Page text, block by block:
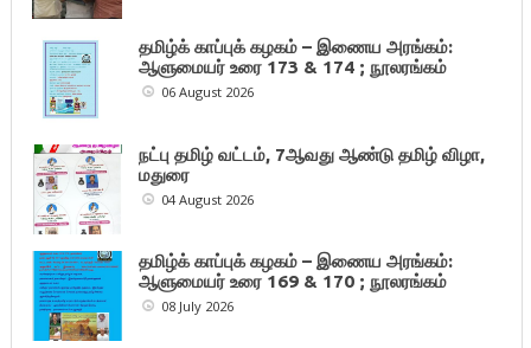
தமிழ்க் காப்புக் கழகம் – இணைய அரங்கம்:
ஆளுமையர் உரை 173 & 174 ; நூலரங்கம்
06 August 2026
நட்பு தமிழ் வட்டம், 7ஆவது ஆண்டு தமிழ் விழா,
மதுரை
04 August 2026
தமிழ்க் காப்புக் கழகம் – இணைய அரங்கம்:
ஆளுமையர் உரை 169 & 170 ; நூலரங்கம்
08 July 2026